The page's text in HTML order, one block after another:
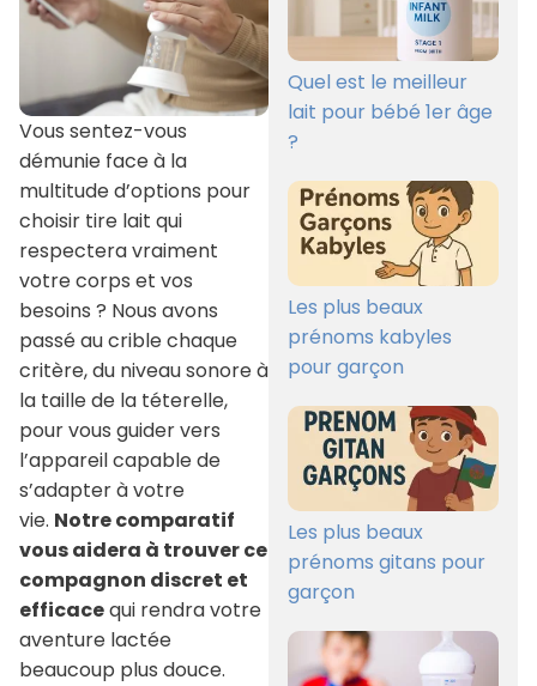
Vous sentez-vous
démunie face à la
multitude d’options pour
choisir tire lait qui
respectera vraiment
votre corps et vos
besoins ? Nous avons
passé au crible chaque
critère, du niveau sonore à
la taille de la téterelle,
pour vous guider vers
l’appareil capable de
s’adapter à votre
vie. Notre comparatif
vous aidera à trouver ce
compagnon discret et
efficacequi rendra votre
aventure lactée
beaucoup plus douce.
Quel est le meilleur
lait pour bébé 1er âge
?
Les plus beaux
prénoms kabyles
pour garçon
Les plus beaux
prénoms gitans pour
garçon